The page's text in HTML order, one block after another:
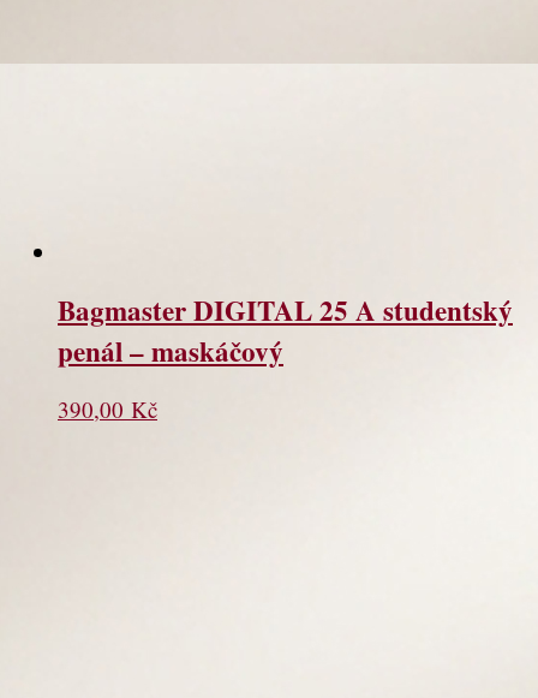
Bagmaster DIGITAL 25 A studentský
penál – maskáčový
390,00 Kč